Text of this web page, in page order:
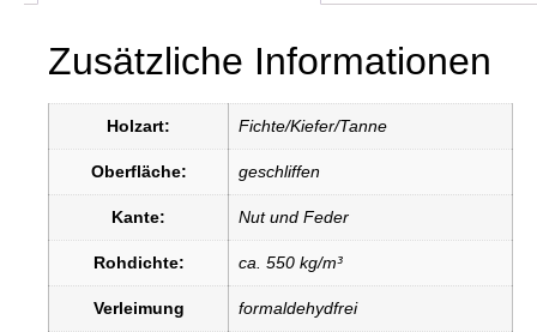
Zusätzliche Informationen
Holzart: Fichte/Kiefer/Tanne
Oberfläche: geschliffen
Kante: Nut und Feder
Rohdichte: ca. 550 kg/m³
Verleimung formaldehydfrei